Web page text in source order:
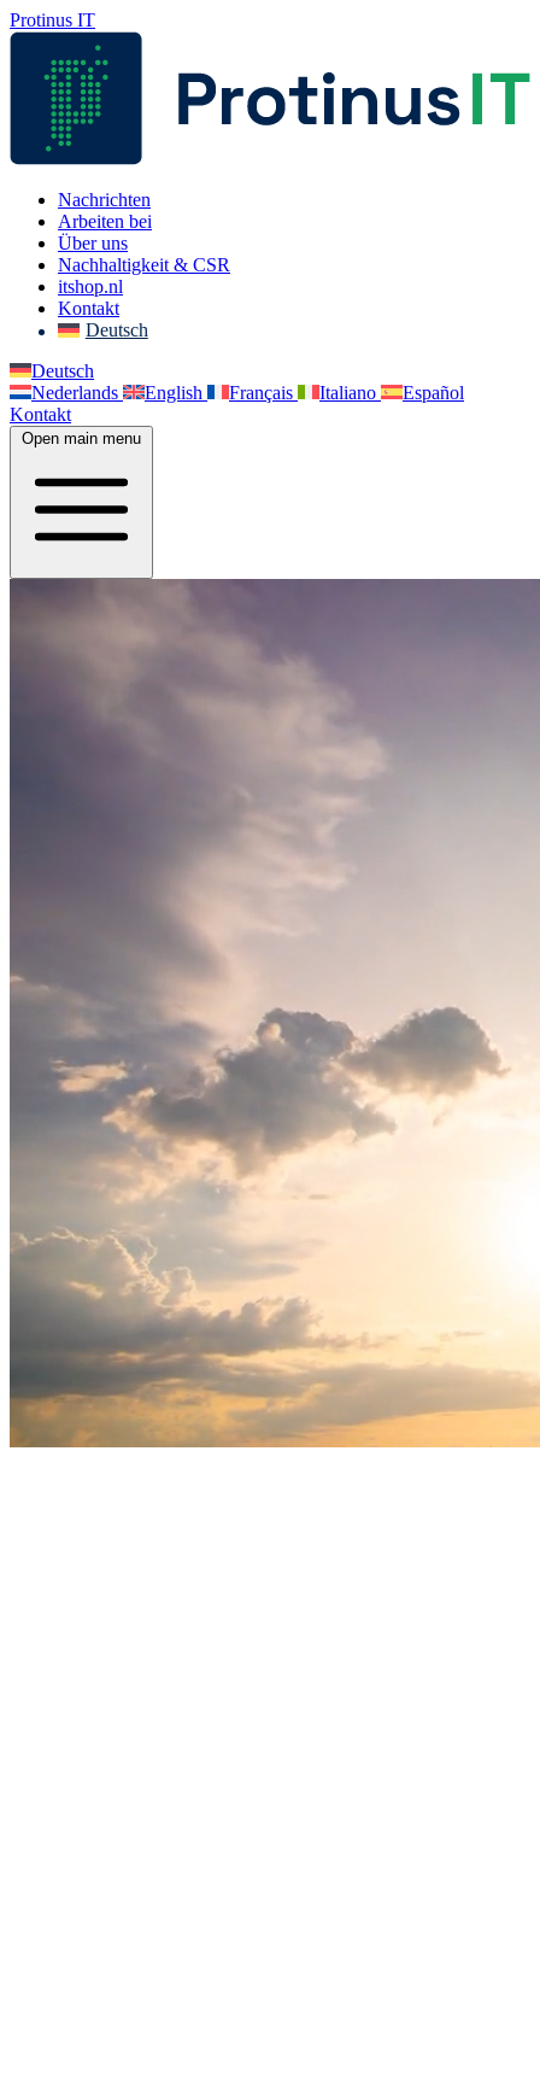
Protinus IT
Nachrichten
Arbeiten bei
Über uns
Nachhaltigkeit & CSR
itshop.nl
Kontakt
Deutsch
Deutsch
Nederlands
English Français Italiano
Español
Kontakt
Open main menu